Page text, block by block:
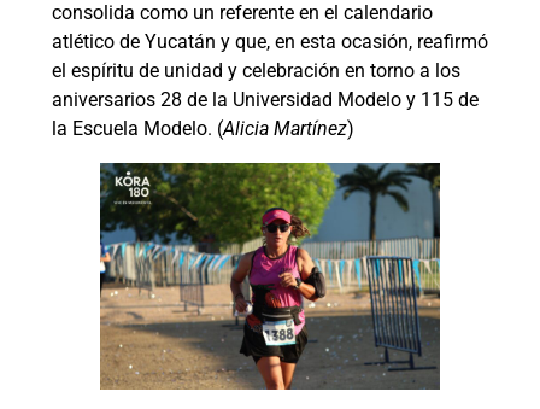
consolida como un referente en el calendario
atlético de Yucatán y que, en esta ocasión, reafirmó
el espíritu de unidad y celebración en torno a los
aniversarios 28 de la Universidad Modelo y 115 de
la Escuela Modelo. (Alicia Martínez)